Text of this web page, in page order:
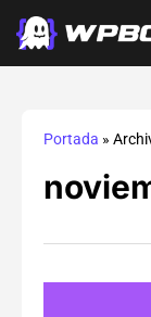
Portada »